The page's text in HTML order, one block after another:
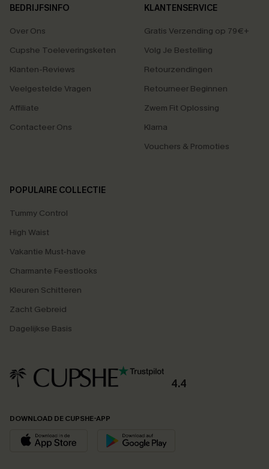
BEDRIJFSINFO
Over Ons
Cupshe Toeleveringsketen
Klanten-Reviews
Veelgestelde Vragen
Affiliate
Contacteer Ons
KLANTENSERVICE
Gratis Verzending op 79€+
Volg Je Bestelling
Retourzendingen
Retourneer Beginnen
Zwem Fit Oplossing
Klarna
Vouchers & Promoties
POPULAIRE COLLECTIE
Tummy Control
High Waist
Vakantie Must-have
Charmante Feestlooks
Kleuren Schitteren
Zacht Gebreid
Dagelijkse Basis
4.4
DOWNLOAD DE CUPSHE-APP